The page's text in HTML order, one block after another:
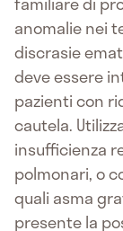
anomalie nei
discrasie
deve essere
pazienti con
cautela.
insufficienza
polmonari, o
quali asma
presente la